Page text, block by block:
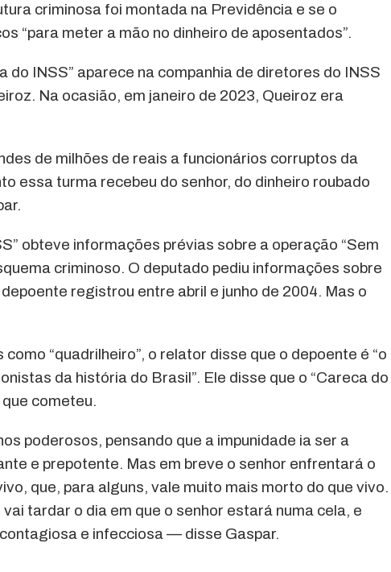
criminosa foi montada na Previdência e se o
“para meter a mão no dinheiro de aposentados”.
INSS” aparece na companhia de diretores do INSS
Na ocasião, em janeiro de 2023, Queiroz era
de milhões de reais a funcionários corruptos da
essa turma recebeu do senhor, do dinheiro roubado
obteve informações prévias sobre a operação “Sem
criminoso. O deputado pediu informações sobre
registrou entre abril e junho de 2004. Mas o
“quadrilheiro”, o relator disse que o depoente é “o
da história do Brasil”. Ele disse que o “Careca do
cometeu.
poderosos, pensando que a impunidade ia ser a
e prepotente. Mas em breve o senhor enfrentará o
que, para alguns, vale muito mais morto do que vivo.
tardar o dia em que o senhor estará numa cela, e
e infecciosa — disse Gaspar.